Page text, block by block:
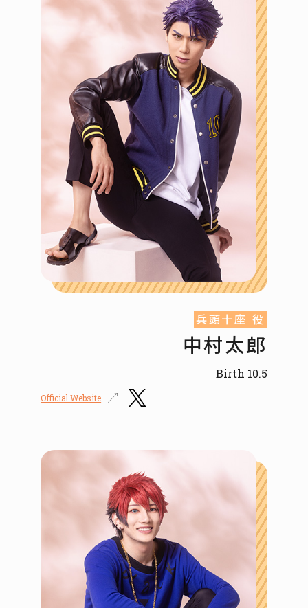
兵頭十座 役
中村太郎
Birth 10.5
Official Website